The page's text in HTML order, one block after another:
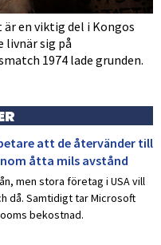
är en viktig del i Kongos
sig på
1974 lade grunden.
att de återvänder till
åtta mils avstånd
men stora företag i USA vill
då. Samtidigt tar Microsoft
bekostnad.